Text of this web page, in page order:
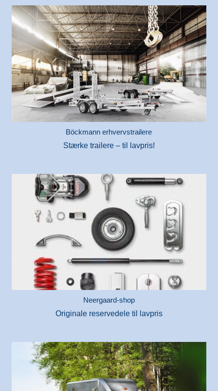
Böckmann erhvervstrailere
Stærke trailere – til lavpris!
Neergaard-shop
Originale reservedele til lavpris